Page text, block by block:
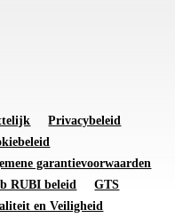
Privacybeleid
garantievoorwaarden
RUBI beleid
GTS
en Veiligheid